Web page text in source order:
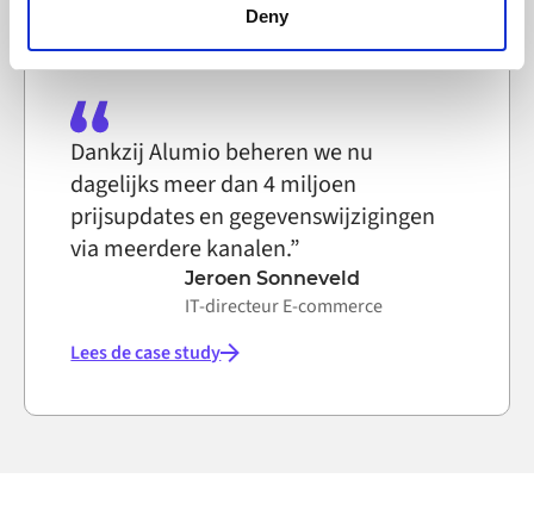
functioning of the website, however. We also use third-
party ad networks for advertising certain Alumio services
on the internet
Deny
Dankzij Alumio beheren we nu
dagelijks meer dan 4 miljoen
prijsupdates en gegevenswijzigingen
via meerdere kanalen.”
Jeroen Sonneveld
IT-directeur E-commerce
Lees de case study